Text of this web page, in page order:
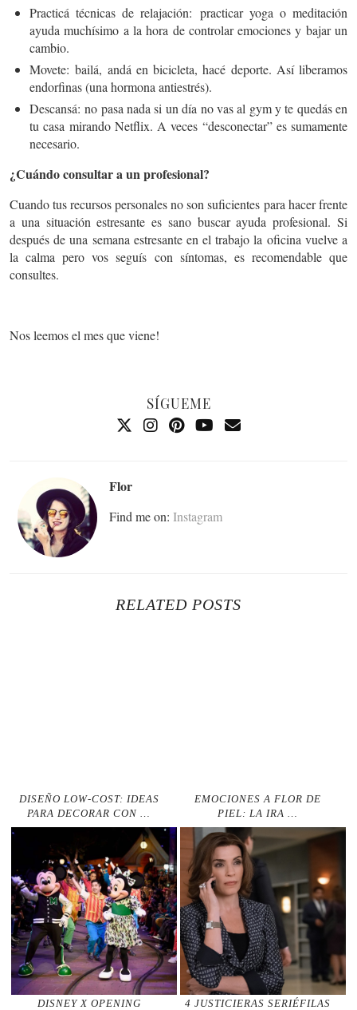
Practicá técnicas de relajación: practicar yoga o meditación
ayuda muchísimo a la hora de controlar emociones y bajar un
cambio.
Movete: bailá, andá en bicicleta, hacé deporte. Así liberamos
endorfinas (una hormona antiestrés).
Descansá: no pasa nada si un día no vas al gym y te quedás en
tu casa mirando Netflix. A veces “desconectar” es sumamente
necesario.
¿Cuándo consultar a un profesional?
Cuando tus recursos personales no son suficientes para hacer frente
a una situación estresante es sano buscar ayuda profesional. Si
después de una semana estresante en el trabajo la oficina vuelve a
la calma pero vos seguís con síntomas, es recomendable que
consultes.
Nos leemos el mes que viene!
SÍGUEME
Flor
Find me on: Instagram
RELATED POSTS
DISEÑO LOW-COST: IDEAS
PARA DECORAR CON …
EMOCIONES A FLOR DE
PIEL: LA IRA …
DISNEY X OPENING
4 JUSTICIERAS SERIÉFILAS